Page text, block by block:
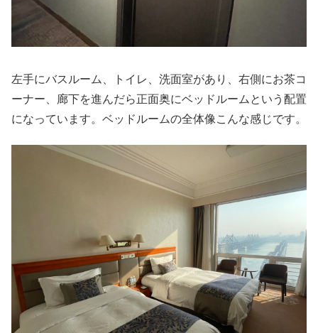
左手にバスルーム、トイレ、洗面室があり、右側にお茶コ
ーナー、廊下を進んだら正面奥にベッドルームという配置
になっています。ベッドルームの全体像こんな感じです。